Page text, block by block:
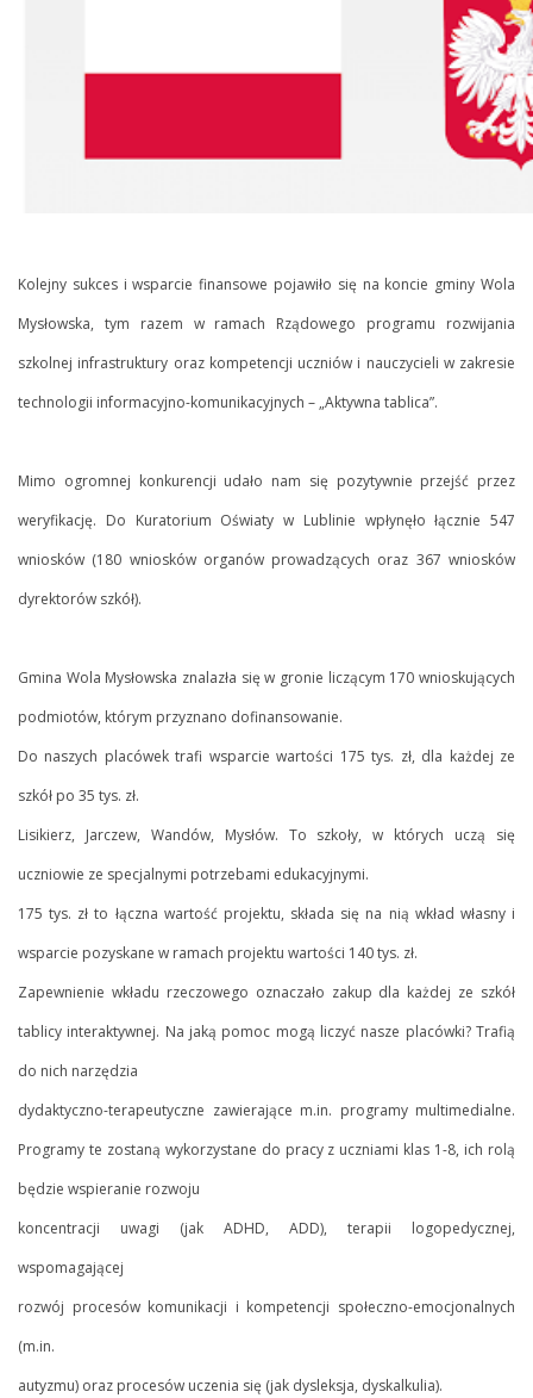
Kolejny sukces i wsparcie finansowe pojawiło się na koncie gminy Wola
Mysłowska, tym razem w ramach Rządowego programu rozwijania
szkolnej infrastruktury oraz kompetencji uczniów i nauczycieli w zakresie
technologii informacyjno-komunikacyjnych – „Aktywna tablica”.
Mimo ogromnej konkurencji udało nam się pozytywnie przejść przez
weryfikację. Do Kuratorium Oświaty w Lublinie wpłynęło łącznie 547
wniosków (180 wniosków organów prowadzących oraz 367 wniosków
dyrektorów szkół).
Gmina Wola Mysłowska znalazła się w gronie liczącym 170 wnioskujących
podmiotów, którym przyznano dofinansowanie.
Do naszych placówek trafi wsparcie wartości 175 tys. zł, dla każdej ze
szkół po 35 tys. zł.
Lisikierz, Jarczew, Wandów, Mysłów. To szkoły, w których uczą się
uczniowie ze specjalnymi potrzebami edukacyjnymi.
175 tys. zł to łączna wartość projektu, składa się na nią wkład własny i
wsparcie pozyskane w ramach projektu wartości 140 tys. zł.
Zapewnienie wkładu rzeczowego oznaczało zakup dla każdej ze szkół
tablicy interaktywnej. Na jaką pomoc mogą liczyć nasze placówki? Trafią
do nich narzędzia
dydaktyczno-terapeutyczne zawierające m.in. programy multimedialne.
Programy te zostaną wykorzystane do pracy z uczniami klas 1-8, ich rolą
będzie wspieranie rozwoju
koncentracji uwagi (jak ADHD, ADD), terapii logopedycznej,
wspomagającej
rozwój procesów komunikacji i kompetencji społeczno-emocjonalnych
(m.in.
autyzmu) oraz procesów uczenia się (jak dysleksja, dyskalkulia).